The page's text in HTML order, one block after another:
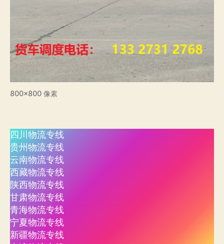
800×800 像素
四川物流专线
贵州物流专线
云南物流专线
西藏物流专线
陕西物流专线
甘肃物流专线
青海物流专线
宁夏物流专线
新疆物流专线